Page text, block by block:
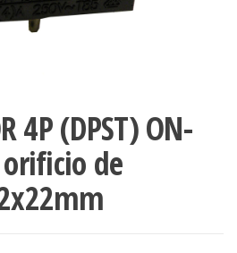
4P (DPST) ON-
orificio de